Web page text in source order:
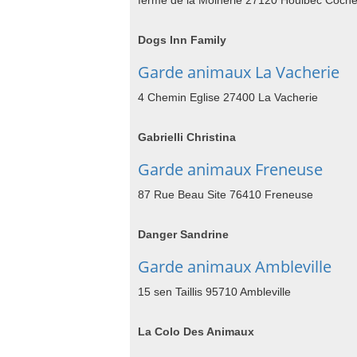
Dogs Inn Family
Garde animaux La Vacherie
4 Chemin Eglise 27400 La Vacherie
Gabrielli Christina
Garde animaux Freneuse
87 Rue Beau Site 76410 Freneuse
Danger Sandrine
Garde animaux Ambleville
15 sen Taillis 95710 Ambleville
La Colo Des Animaux